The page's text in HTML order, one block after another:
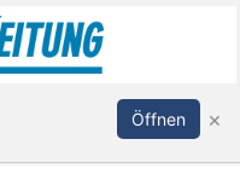
Anmelden
Öffnen ×